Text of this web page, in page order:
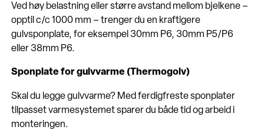
Ved høy belastning eller større avstand mellom bjelkene –
opptil c/c 1000 mm – trenger du en kraftigere
gulvsponplate, for eksempel 30mm P6, 30mm P5/P6
eller 38mm P6.
Sponplate for gulvvarme (Thermogolv)
Skal du legge gulvvarme? Med ferdigfreste sponplater
tilpasset varmesystemet sparer du både tid og arbeid i
monteringen.